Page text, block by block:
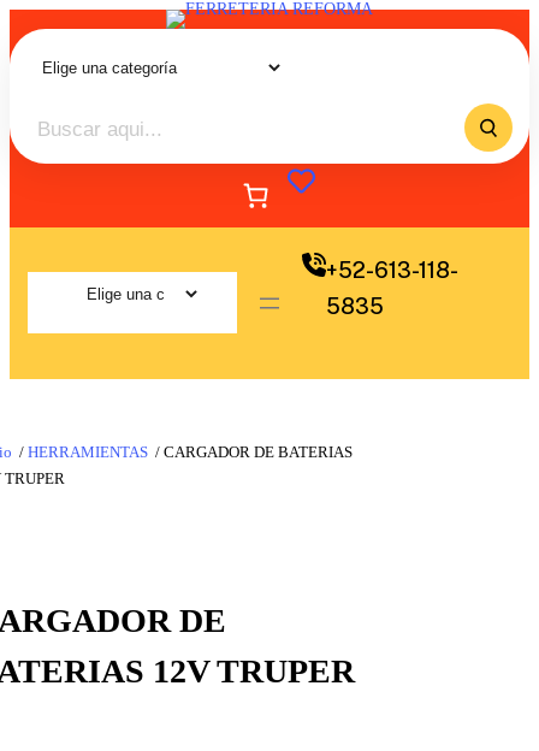
+52-613-118-
5835
/ HERRAMIENTAS / CARGADOR DE BATERIAS
TRUPER
DE
12V TRUPER